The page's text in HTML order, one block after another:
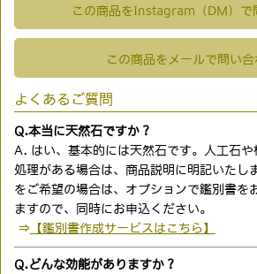
この商品をInstagram（DM）で
この商品をメールで問い合
よくあるご質問
Q.本当に天然石ですか？
A. はい、基本的には天然石です。人工石
処理がある場合は、商品説明に明記いたし
をご希望の場合は、オプションで鑑別書を
ますので、同時にお申込ください。
⇒ 【鑑別書作成サービスはこちら】
Q.どんな効能がありますか？